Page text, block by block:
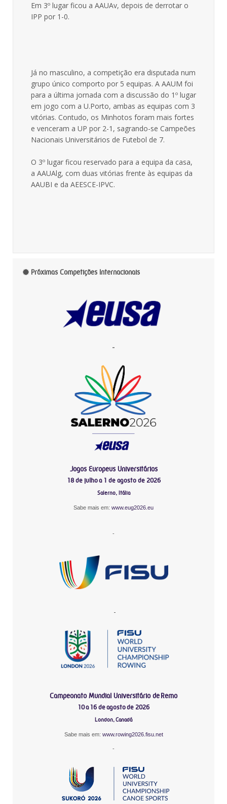
Em 3º lugar ficou a AAUAv, depois de derrotar o
IPP por 1-0.
Já no masculino, a competição era disputada num
grupo único comporto por 5 equipas. A AAUM foi
para a última jornada com a discussão do 1º lugar
em jogo com a U.Porto, ambas as equipas com 3
vitórias. Contudo, os Minhotos foram mais fortes
e venceram a UP por 2-1, sagrando-se Campeões
Nacionais Universitários de Futebol de 7.
O 3º lugar ficou reservado para a equipa da casa,
a AAUAlg, com duas vitórias frente às equipas da
AAUBI e da AEESCE-IPVC.
Próximas Competições Internacionais
-
Jogos Europeus Universitários
18 de julho a 1 de agosto de 2026
Salerno, Itália
Sabe mais em: www.eug2026.eu
-
-
Campeonato Mundial Universitário de Remo
10 a 16 de agosto de 2026
London, Canadá
Sabe mais em: www.rowing2026.fisu.net
-